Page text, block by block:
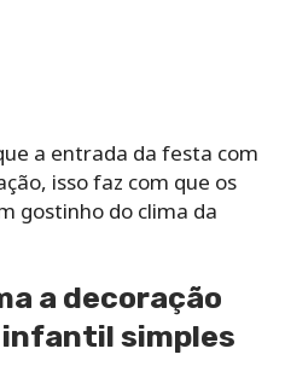
a entrada da festa com
isso faz com que os
gostinho do clima da
a decoração
simples